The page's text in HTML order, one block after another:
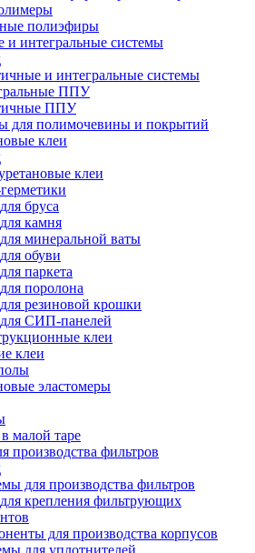
полиэфиры
и интегральные системы
и интегральные системы
ППУ
ППУ
для полимочевины и покрытий
клеи
клеи
бруса
камня
минеральной ваты
обуви
паркета
поролона
резиновой крошки
СИП-панелей
клеи
клеи
эластомеры
малой таре
производства фильтров
для производства фильтров
крепления фильтрующих
для производства корпусов
для уплотнителей